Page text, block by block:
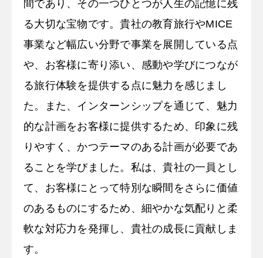
間であり、その一つひとつが人生の記憶に残
る大切な宝物です。貴社の教育旅行やMICE
事業など幅広い分野で事業を展開している点
や、お客様に寄り添い、感動や学びにつなが
る旅行体験を提供する点に魅力を感じまし
た。また、インターンシップを通じて、魅力
的な計画をお客様に提供するため、印象に残
りやすく、かつテーマのある計画が必要であ
ることを学びました。私は、貴社の一員とし
て、お客様にとって特別な瞬間をさらに価値
のあるものにするため、細やかな気配りと柔
軟な対応力を発揮し、貴社の成長に貢献しま
す。